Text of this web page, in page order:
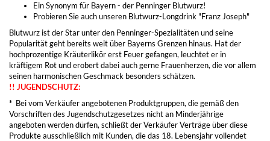
Ein Synonym für Bayern - der Penninger Blutwurz!
Probieren Sie auch unseren Blutwurz-Longdrink "Franz Joseph"
Blutwurz ist der Star unter den Penninger-Spezialitäten und seine
Popularität geht bereits weit über Bayerns Grenzen hinaus. Hat der
hochprozentige Kräuterlikör erst Feuer gefangen, leuchtet er in
kräftigem Rot und erobert dabei auch gerne Frauenherzen, die vor allem
seinen harmonischen Geschmack besonders schätzen.
!! JUGENDSCHUTZ:
* Bei vom Verkäufer angebotenen Produktgruppen, die gemäß den
Vorschriften des Jugendschutzgesetzes nicht an Minderjährige
angeboten werden dürfen, schließt der Verkäufer Verträge über diese
Produkte ausschließlich mit Kunden, die das 18. Lebensjahr vollendet